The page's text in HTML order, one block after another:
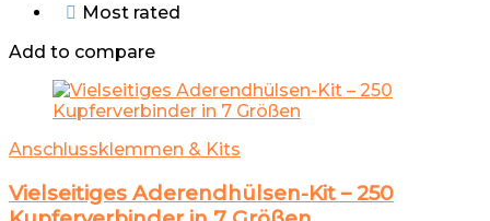
Most rated
Add to compare
Anschlussklemmen & Kits
Vielseitiges Aderendhülsen-Kit – 250